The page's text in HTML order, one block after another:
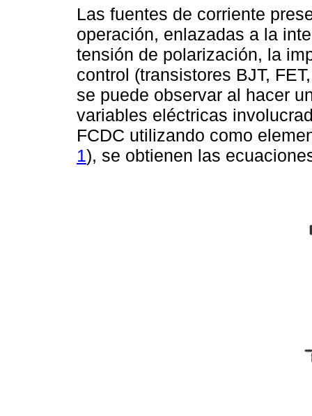
Las fuentes de corriente
operación, enlazadas a la
tensión de polarización, la
control (transistores BJT,
se puede observar al hacer
variables eléctricas
FCDC utilizando como
1), se obtienen las